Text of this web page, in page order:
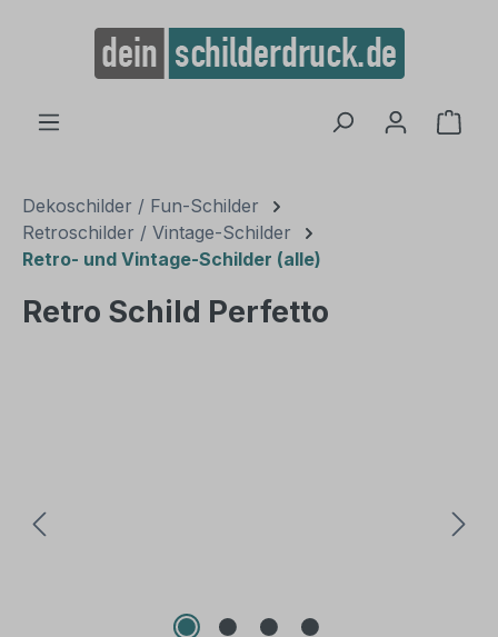
springen
Dekoschilder / Fun-Schilder
Retroschilder / Vintage-Schilder
Retro- und Vintage-Schilder (alle)
Retro Schild Perfetto